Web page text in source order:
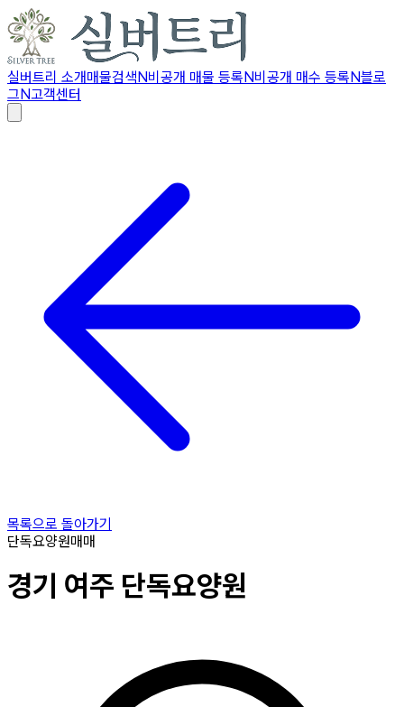
실버트리 소개매물검색N비공개 매물 등록N비공개 매수 등록N블로
그N고객센터
목록으로 돌아가기
단독요양원매매
경기 여주 단독요양원